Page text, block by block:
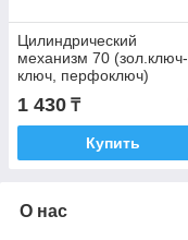
Цилиндрический
механизм 70 (зол.ключ-
ключ, перфоключ)
1 430 ₸
Купить
О нас